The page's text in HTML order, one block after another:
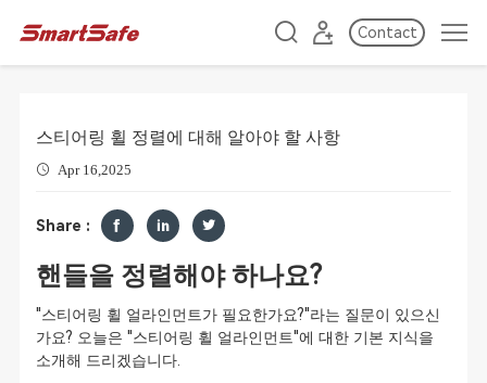
Contact
스티어링 휠 정렬에 대해 알아야 할 사항
Apr 16,2025
Share :
핸들을 정렬해야 하나요?
"스티어링 휠 얼라인먼트가 필요한가요?"라는 질문이 있으신
가요? 오늘은 "스티어링 휠 얼라인먼트"에 대한 기본 지식을
소개해 드리겠습니다.